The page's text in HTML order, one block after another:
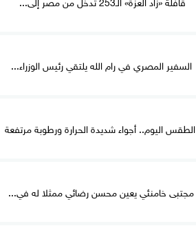
السفير المصري في رام الله يلتقي رئيس الوزراء...
الطقس اليوم.. أجواء شديدة الحرارة ورطوبة مرتفعة
مجتبى خامنئي يعين محسن رضائي ممثلا له في...